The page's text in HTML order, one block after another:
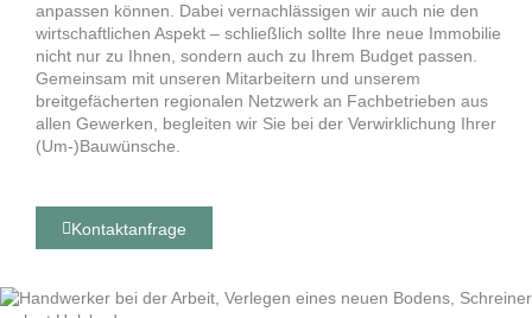
anpassen können. Dabei vernachlässigen wir auch nie den
wirtschaftlichen Aspekt – schließlich sollte Ihre neue Immobilie
nicht nur zu Ihnen, sondern auch zu Ihrem Budget passen.
Gemeinsam mit unseren Mitarbeitern und unserem
breitgefächerten regionalen Netzwerk an Fachbetrieben aus
allen Gewerken, begleiten wir Sie bei der Verwirklichung Ihrer
(Um-)Bauwünsche.
Kontaktanfrage